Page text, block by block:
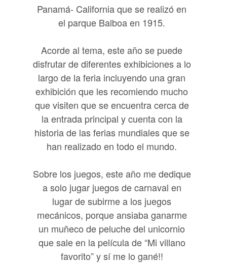
Panamá- California que se realizó en
el parque Balboa en 1915.
Acorde al tema, este año se puede
disfrutar de diferentes exhibiciones a lo
largo de la feria incluyendo una gran
exhibición que les recomiendo mucho
que visiten que se encuentra cerca de
la entrada principal y cuenta con la
historia de las ferias mundiales que se
han realizado en todo el mundo.
Sobre los juegos, este año me dedique
a solo jugar juegos de carnaval en
lugar de subirme a los juegos
mecánicos, porque ansiaba ganarme
un muñeco de peluche del unicornio
que sale en la película de “Mi villano
favorito” y sí me lo gané!!